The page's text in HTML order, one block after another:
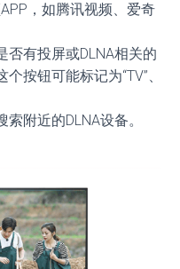
，如腾讯视频、爱奇
否有投屏或DLNA相关的
按钮可能标记为“TV”、
附近的DLNA设备。